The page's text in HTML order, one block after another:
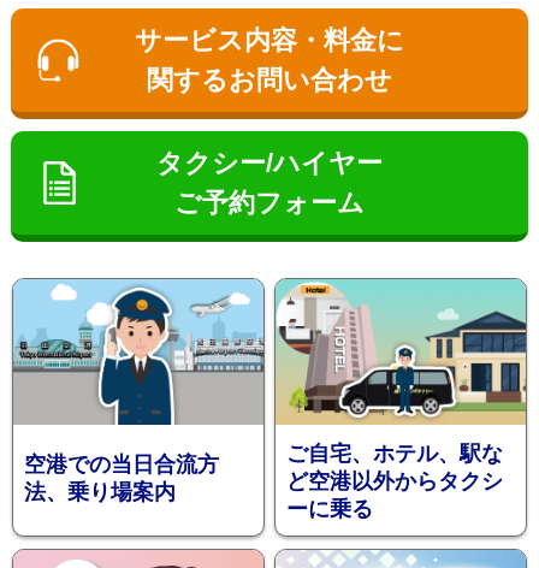
ン
お勧め送
サービス内容・料金に
関するお問い合わせ
タクシー/ハイヤー
ご予約フォーム
空港での当日合流方
法、乗り場案内
ご自宅、ホテル、駅な
ど空港以外からタクシ
ーに乗る